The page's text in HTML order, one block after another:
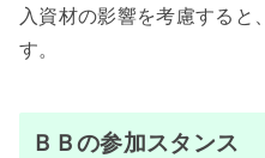
入資材の影響を考慮すると
す。
ＢＢの参加スタンス